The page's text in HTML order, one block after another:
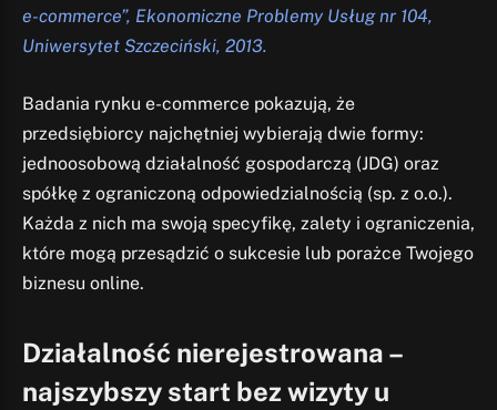
e-commerce”, Ekonomiczne Problemy Usług nr 104,
Uniwersytet Szczeciński, 2013.
Badania rynku e-commerce pokazują, że
przedsiębiorcy najchętniej wybierają dwie formy:
jednoosobową działalność gospodarczą (JDG) oraz
spółkę z ograniczoną odpowiedzialnością (sp. z o.o.).
Każda z nich ma swoją specyfikę, zalety i ograniczenia,
które mogą przesądzić o sukcesie lub porażce Twojego
biznesu online.
Działalność nierejestrowana –
najszybszy start bez wizyty u